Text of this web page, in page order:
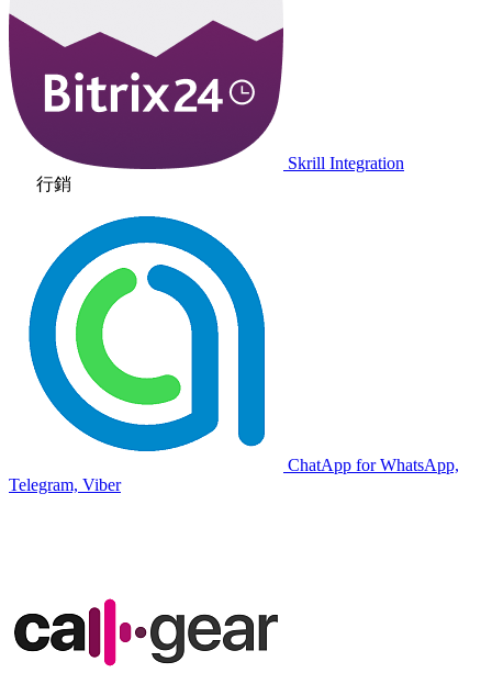
Skrill Integration
行銷
ChatApp for WhatsApp,
Telegram, Viber